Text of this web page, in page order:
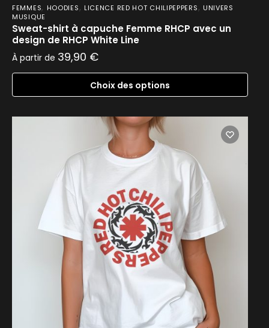
FEMMES, HOODIES, LICENCE RED HOT CHILIPEPPERS, UNIVERS
MUSIQUE
Sweat-shirt à capuche Femme RHCP avec un
design de RHCP White Line
À partir de 39,90 €
Choix des options